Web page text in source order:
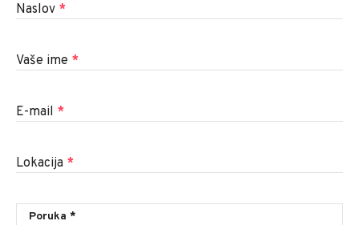
Naslov *
Vaše ime *
E-mail *
Lokacija *